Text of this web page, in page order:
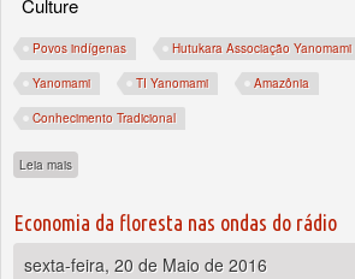
Culture
Povos indígenas Hutukara Associação Yanomami
Yanomami TI Yanomami Amazônia
Conhecimento Tradicional
Leia mais
Economia da floresta nas ondas do rádio
sexta-feira, 20 de Maio de 2016